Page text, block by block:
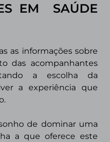
EM
SAÚDE
as informações sobre
das acompanhantes
a escolha da
a experiência que
de dominar uma
a que oferece este